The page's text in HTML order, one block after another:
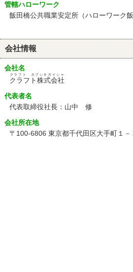
管轄ハローワーク
飯田橋公共職業安定所（ハローワーク飯
会社情報
会社名
クラフト株式会社
クラフト カブシキガイシャ
代表者名
代表取締役社長：山中 修
会社所在地
〒100-6806 東京都千代田区大手町１